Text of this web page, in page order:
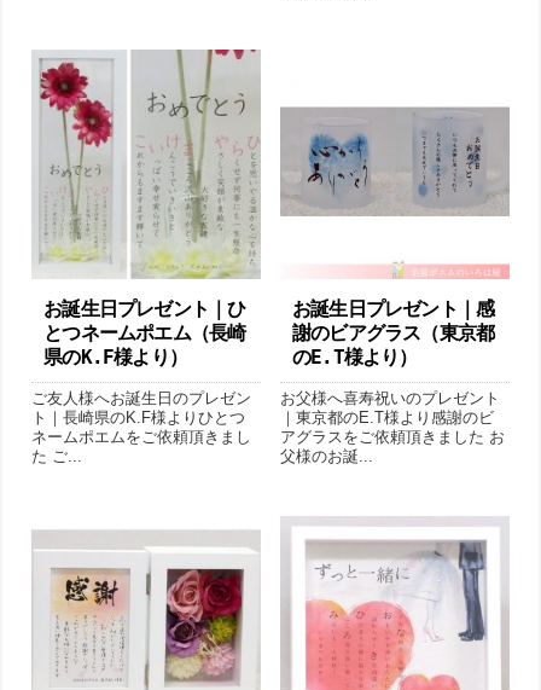
お誕生日プレゼント｜ひ
とつネームポエム（長崎
県のK.F様より ）
ご友人様へお誕生日のプレゼン
ト｜長崎県のK.F様よりひとつ
ネームポエムをご依頼頂きまし
た ご...
お誕生日プレゼント｜感
謝のビアグラス（東京都
のE.T様より ）
お父様へ喜寿祝いのプレゼント
｜東京都のE.T様より感謝のビ
アグラスをご依頼頂きました お
父様のお誕...